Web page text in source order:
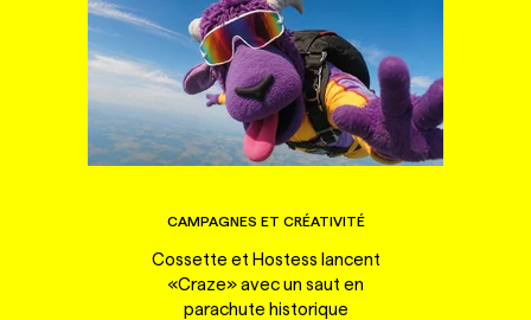
CAMPAGNES ET CRÉATIVITÉ
Cossette et Hostess lancent
«Craze» avec un saut en
parachute historique